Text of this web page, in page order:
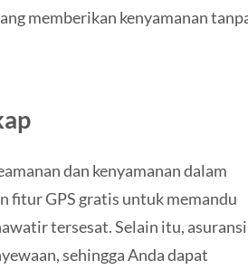
memberikan kenyamanan
dan kenyamanan dalam
fitur GPS gratis untuk memandu
tersesat. Selain itu, asuransi
sehingga Anda dapat